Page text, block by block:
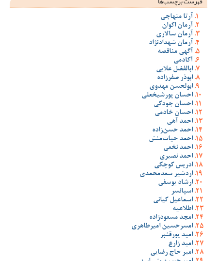
آرتا منهاجی
آرمان اکوان
آرمان سالاری
آرمان شهدادنژاد
آگهی مناقصه
آکادمی
ابالفضل علایی
ابوذر صفرزاده
ابولحسن مهدوی
احسان پورشیخعلی
احسان جودکی
احسان خادمی
احمد آهی
احمد حسن‌زاده
احمد حیات‌منش
احمد نخعی
احمد نصیری
ادریس کوچکی
اردشیر سعدمحمدی
ارشاد یوسفی
اسپانسر
اسماعیل کیانی
اطلاعیه
امجد مسعودزاده
امسرحسین امیرطاهری
امید پورقنبر
امید زارع
امیر حاج رضایی